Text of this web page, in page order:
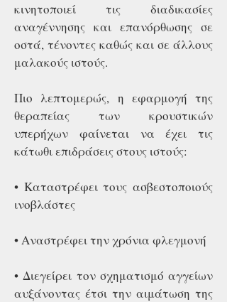
κινητοποιεί τις διαδικασίες
αναγέννησης και επανόρθωσης σε
οστά, τένοντες καθώς και σε άλλους
μαλακούς ιστούς.
Πιο λεπτομερώς, η εφαρμογή της
θεραπείας των κρουστικών
υπερήχων φαίνεται να έχει τις
κάτωθι επιδράσεις στους ιστούς:
• Καταστρέφει τους ασβεστοποιούς
ινοβλάστες
• Αναστρέφει την χρόνια φλεγμονή
• Διεγείρει τον σχηματισμό αγγείων
αυξάνοντας έτσι την αιμάτωση της